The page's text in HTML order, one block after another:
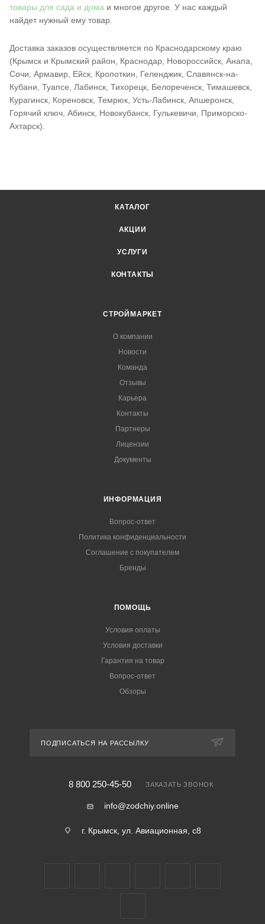
товары для сада и дома и многое другое. У нас каждый
найдет нужный ему товар.
Доставка заказов осуществляется по Краснодарскому краю
(Крымск и Крымский район, Краснодар, Новороссийск, Анапа,
Сочи, Армавир, Ейск, Кропоткин, Геленджик, Славянск-на-
Кубани, Туапсе, Лабинск, Тихорецк, Белореченск, Тимашевск,
Курагинск, Кореновск, Темрюк, Усть-Лабинск, Апшеронск,
Горячий ключ, Абинск, Новокубанск, Гулькевичи, Приморско-
Ахтарск).
КАТАЛОГ
АКЦИИ
УСЛУГИ
КОНТАКТЫ
СТРОЙМАРКЕТ
О компании
Новости
Команда
Отзывы
Карьера
Контакты
Партнеры
Лицензии
Документы
ИНФОРМАЦИЯ
Вопрос-ответ
Политика конфиденциальности
Соглашение с покупателем
Бренды
ПОМОЩЬ
Условия оплаты
Условия доставки
Гарантия на товар
Вопрос-ответ
Обзоры
ПОДПИСАТЬСЯ НА РАССЫЛКУ
8 800 250-45-50 ЗАКАЗАТЬ ЗВОНОК
info@zodchiy.online
г. Крымск, ул. Авиационная, с8